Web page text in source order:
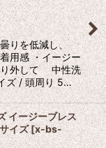
曇りを低減し、
用感 ・イージー
り外して 中性洗
ズ / 頭周り 5…
イージーブレス
イズ[x-bs-